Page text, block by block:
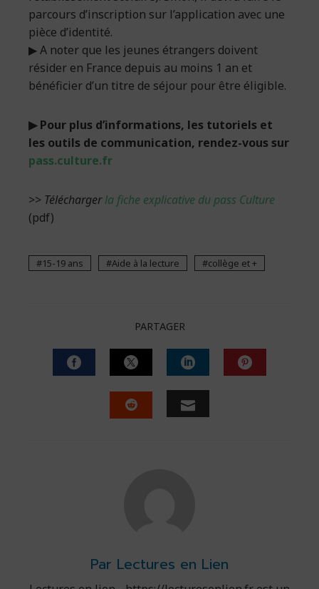
parcours d’inscription sur l’application avec une
pièce d’identité.
▶ A noter que les jeunes étrangers doivent
résider en France depuis au moins 1 an et
bénéficier d’un titre de séjour pour être éligible.
▶ Pour plus d’informations, les tutoriels et
les outils de communication, rendez-vous sur
pass.culture.fr
>> Téléchargerla fiche explicative du pass Culture
(pdf)
15-19 ans Aide à la lecture collège et +
PARTAGER
FACEBOOKTWITTERLINKEDIN
Par Lectures en Lien